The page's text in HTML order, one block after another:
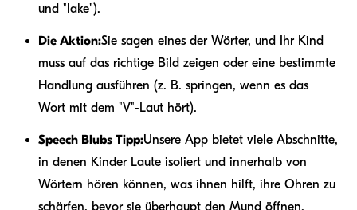
und "lake").
Die Aktion:Sie sagen eines der Wörter, und Ihr Kind
muss auf das richtige Bild zeigen oder eine bestimmte
Handlung ausführen (z. B. springen, wenn es das
Wort mit dem "V"-Laut hört).
Speech Blubs Tipp:Unsere App bietet viele Abschnitte,
in denen Kinder Laute isoliert und innerhalb von
Wörtern hören können, was ihnen hilft, ihre Ohren zu
schärfen, bevor sie überhaupt den Mund öffnen.